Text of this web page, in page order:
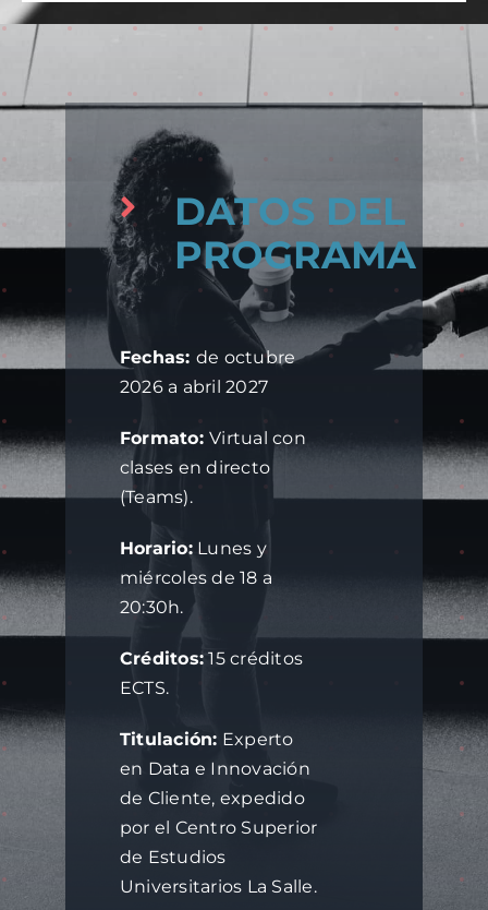
DATOS DEL
PROGRAMA
Fechas: de octubre
2026 a abril 2027
Formato:Virtual con
clases en directo
(Teams).
Horario:Lunes y
miércoles de 18 a
20:30h.
Créditos: 15 créditos
ECTS.
Titulación: Experto
en Data e Innovación
de Cliente, expedido
por el Centro Superior
de Estudios
Universitarios La Salle.